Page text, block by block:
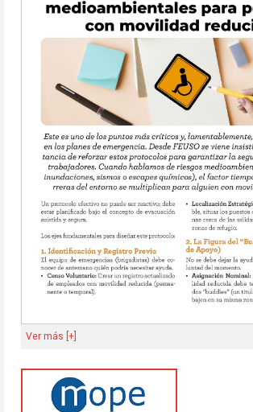
Ver más [+]